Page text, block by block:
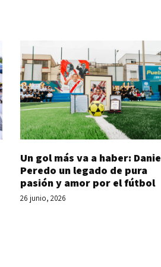
Un gol más va a haber:
Peredo un legado de pura
pasión y amor por el fútbol
26 junio, 2026